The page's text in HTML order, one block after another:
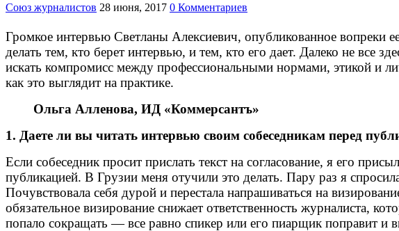
Союз журналистов 28 июня, 2017 0 Комментариев
Громкое интервью Светланы Алексиевич, опубликованное
делать тем, кто берет интервью, и тем, кто его дает. Далеко не все
искать компромисс между профессиональными нормами, этикой и
как это выглядит на практике.
Ольга Алленова, ИД «Коммерсантъ»
1. Даете ли вы читать интервью своим собеседникам перед
Если собеседник просит прислать текст на согласование, я его
публикацией. В Грузии меня отучили это делать. Пару раз я
Почувствовала себя дурой и перестала напрашиваться на
обязательное визирование снижает ответственность журналиста,
попало сокращать — все равно спикер или его пиарщик поправит и